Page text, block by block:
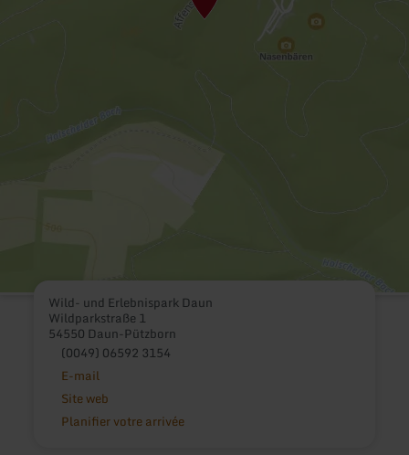
Wild- und Erlebnispark Daun
Wildparkstraße 1
54550 Daun-Pützborn
(0049) 06592 3154
E-mail
Site web
Planifier votre arrivée